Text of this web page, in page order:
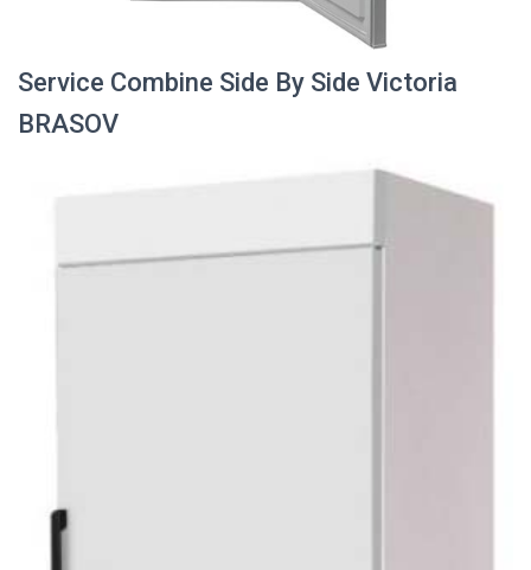
Service Combine Side By Side Victoria
BRASOV